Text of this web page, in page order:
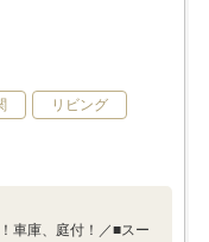
リビング
車庫、庭付！／■スー